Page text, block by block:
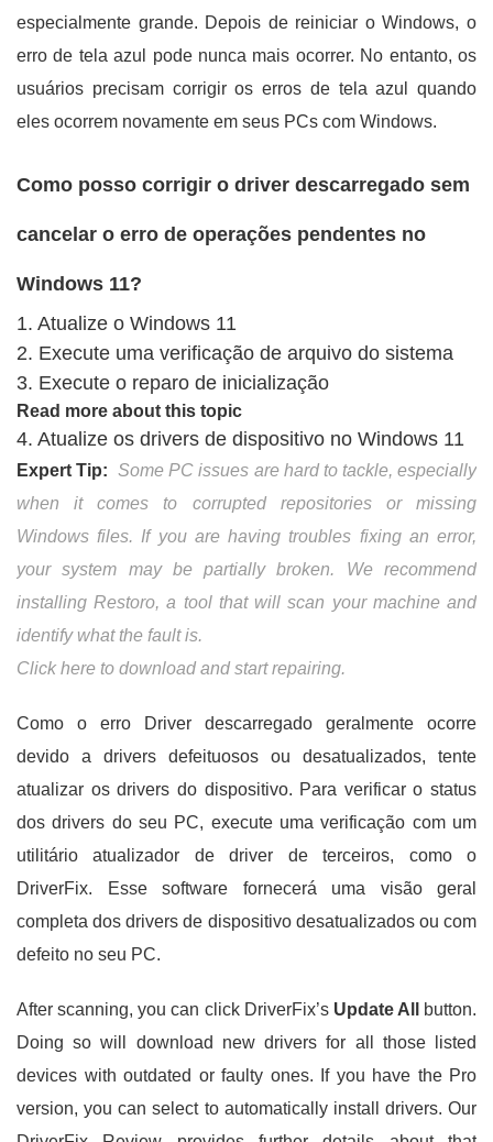
especialmente grande. Depois de reiniciar o Windows, o
erro de tela azul pode nunca mais ocorrer. No entanto, os
usuários precisam corrigir os erros de tela azul quando
eles ocorrem novamente em seus PCs com Windows.
Como posso corrigir o driver descarregado sem
cancelar o erro de operações pendentes no
Windows 11?
1. Atualize o Windows 11
2. Execute uma verificação de arquivo do sistema
3. Execute o reparo de inicialização
Read more about this topic
4. Atualize os drivers de dispositivo no Windows 11
Expert Tip:
Some PC issues are hard to tackle, especially
when it comes to corrupted repositories or missing
Windows files. If you are having troubles fixing an error,
your system may be partially broken. We recommend
installing Restoro, a tool that will scan your machine and
identify what the fault is.
Click here to download and start repairing.
Como o erro Driver descarregado geralmente ocorre
devido a drivers defeituosos ou desatualizados, tente
atualizar os drivers do dispositivo. Para verificar o status
dos drivers do seu PC, execute uma verificação com um
utilitário atualizador de driver de terceiros, como o
DriverFix. Esse software fornecerá uma visão geral
completa dos drivers de dispositivo desatualizados ou com
defeito no seu PC.
After scanning, you can click DriverFix’s Update All
button.
Doing so will download new drivers for all those listed
devices with outdated or faulty ones. If you have the Pro
version, you can select to automatically install drivers. Our